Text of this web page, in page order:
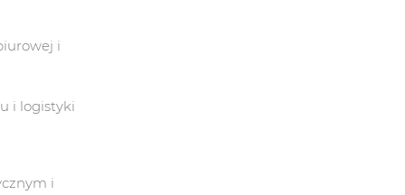
i
i logistyki
i